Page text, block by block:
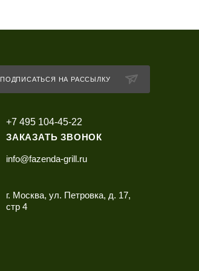
ПОДПИСАТЬСЯ НА РАССЫЛКУ
+7 495 104-45-22
ЗАКАЗАТЬ ЗВОНОК
info@fazenda-grill.ru
г. Москва, ул. Петровка, д. 17,
стр 4